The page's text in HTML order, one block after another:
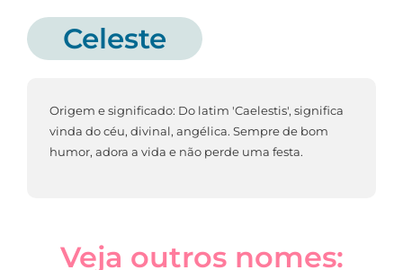
Celeste
Origem e significado: Do latim 'Caelestis', significa
vinda do céu, divinal, angélica. Sempre de bom
humor, adora a vida e não perde uma festa.
Veja outros nomes: